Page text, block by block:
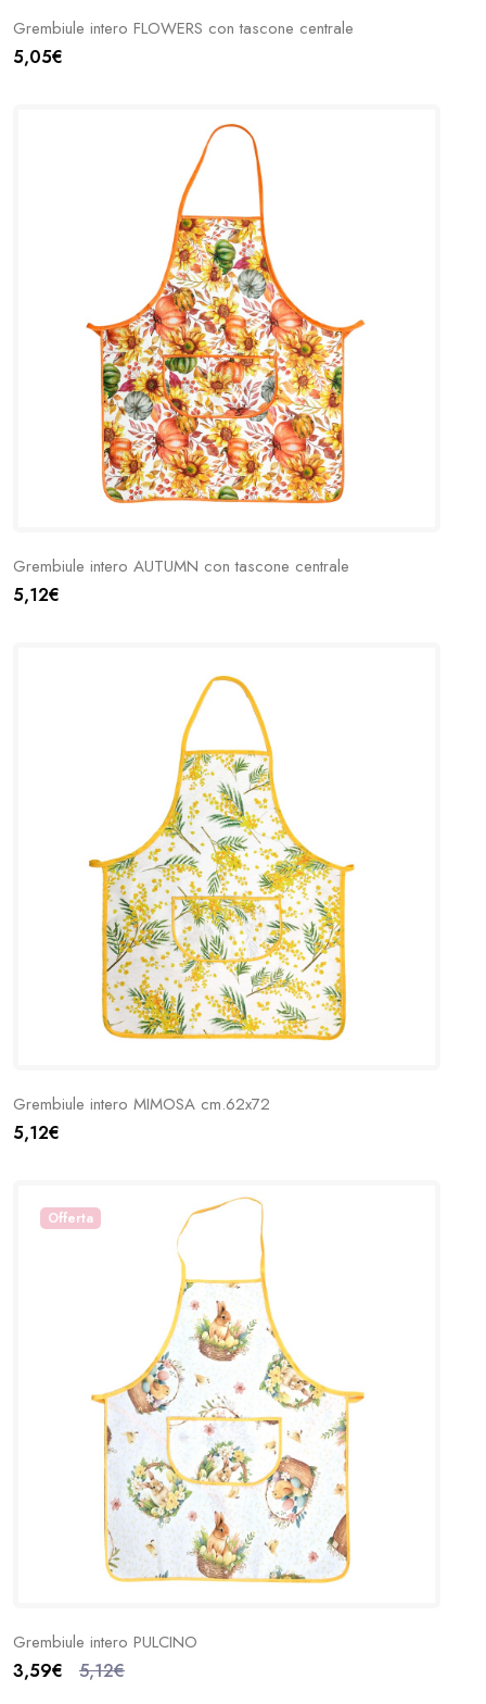
Grembiule intero FLOWERS con tascone centrale
5,05€
Grembiule intero AUTUMN con tascone centrale
5,12€
Grembiule intero MIMOSA cm.62x72
5,12€
Offerta
Grembiule intero PULCINO
3,59€ 5,12€